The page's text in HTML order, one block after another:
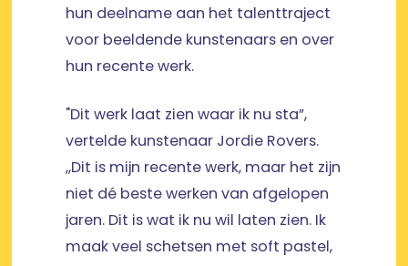
hun deelname aan het talenttraject
voor beeldende kunstenaars en over
hun recente werk.
"Dit werk laat zien waar ik nu sta”,
vertelde kunstenaar Jordie Rovers.
,,Dit is mijn recente werk, maar het zijn
niet dé beste werken van afgelopen
jaren. Dit is wat ik nu wil laten zien. Ik
maak veel schetsen met soft pastel,